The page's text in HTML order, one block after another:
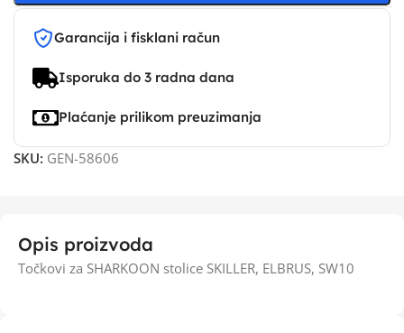
Garancija i fisklani račun
Isporuka do 3 radna dana
Plaćanje prilikom preuzimanja
SKU: GEN-58606
Opis proizvoda
Točkovi za SHARKOON stolice SKILLER, ELBRUS, SW10